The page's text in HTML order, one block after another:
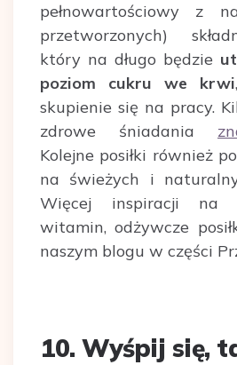
pełnowartościowy z
przetworzonych)
który na długo będzie
poziom cukru we krwi
skupienie się na pracy.
zdrowe śniadania
Kolejne posiłki również
na świeżych i
Więcej inspiracji na
witamin, odżywcze
naszym blogu w części
10. Wyśpij się,